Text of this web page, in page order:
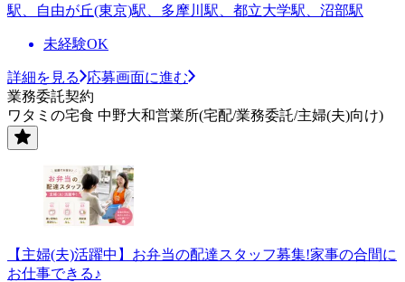
駅、自由が丘(東京)駅、多摩川駅、都立大学駅、沼部駅
未経験OK
詳細を見る
応募画面に進む
業務委託契約
ワタミの宅食 中野大和営業所(宅配/業務委託/主婦(夫)向け)
【主婦(夫)活躍中】お弁当の配達スタッフ募集!家事の合間に
お仕事できる♪